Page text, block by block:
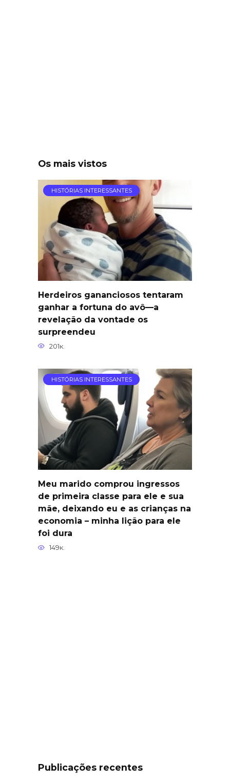
Os mais vistos
HISTÓRIAS INTERESSANTES
Herdeiros gananciosos tentaram
ganhar a fortuna do avô—a
revelação da vontade os
surpreendeu
201к.
HISTÓRIAS INTERESSANTES
Meu marido comprou ingressos
de primeira classe para ele e sua
mãe, deixando eu e as crianças na
economia – minha lição para ele
foi dura
149к.
Publicações recentes